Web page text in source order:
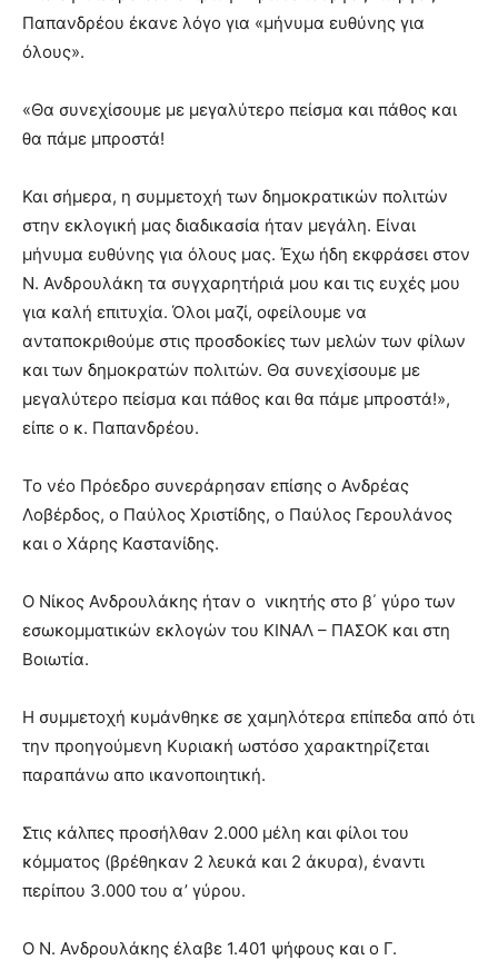
Παπανδρέου έκανε λόγο για «μήνυμα ευθύνης για
όλους».
«Θα συνεχίσουμε με μεγαλύτερο πείσμα και πάθος και
θα πάμε μπροστά!
Και σήμερα, η συμμετοχή των δημοκρατικών πολιτών
στην εκλογική μας διαδικασία ήταν μεγάλη. Είναι
μήνυμα ευθύνης για όλους μας. Έχω ήδη εκφράσει στον
Ν. Ανδρουλάκη τα συγχαρητήριά μου και τις ευχές μου
για καλή επιτυχία. Όλοι μαζί, οφείλουμε να
ανταποκριθούμε στις προσδοκίες των μελών των φίλων
και των δημοκρατών πολιτών. Θα συνεχίσουμε με
μεγαλύτερο πείσμα και πάθος και θα πάμε μπροστά!»,
είπε ο κ. Παπανδρέου.
Το νέο Πρόεδρο συνεράρησαν επίσης ο Ανδρέας
Λοβέρδος, ο Παύλος Χριστίδης, ο Παύλος Γερουλάνος
και ο Χάρης Καστανίδης.
Ο Νίκος Ανδρουλάκης ήταν ο νικητής στο β΄ γύρο των
εσωκομματικών εκλογών του ΚΙΝΑΛ – ΠΑΣΟΚ και στη
Βοιωτία.
Η συμμετοχή κυμάνθηκε σε χαμηλότερα επίπεδα από ότι
την προηγούμενη Κυριακή ωστόσο χαρακτηρίζεται
παραπάνω απο ικανοποιητική.
Στις κάλπες προσήλθαν 2.000 μέλη και φίλοι του
κόμματος (βρέθηκαν 2 λευκά και 2 άκυρα), έναντι
περίπου 3.000 του α’ γύρου.
Ο Ν. Ανδρουλάκης έλαβε 1.401 ψήφους και ο Γ.